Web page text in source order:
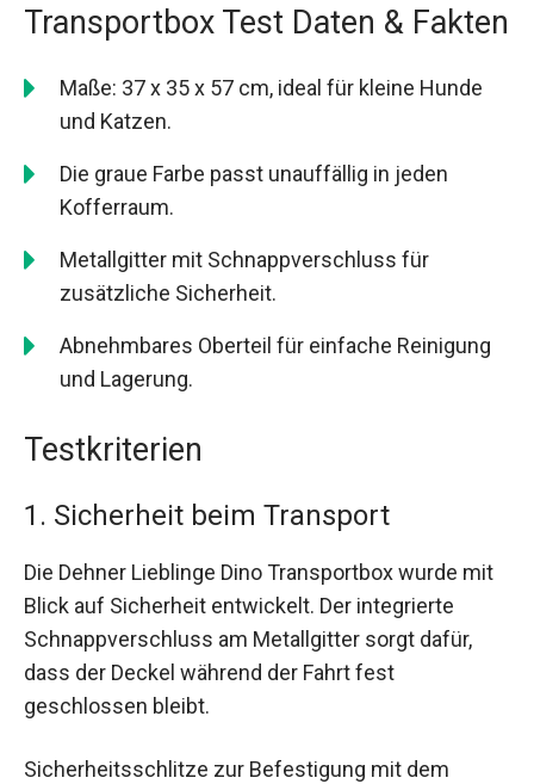
Transportbox Test Daten & Fakten
Maße: 37 x 35 x 57 cm, ideal für kleine Hunde
und Katzen.
Die graue Farbe passt unauffällig in jeden
Kofferraum.
Metallgitter mit Schnappverschluss für
zusätzliche Sicherheit.
Abnehmbares Oberteil für einfache Reinigung
und Lagerung.
Testkriterien
1. Sicherheit beim Transport
Die Dehner Lieblinge Dino Transportbox wurde mit
Blick auf Sicherheit entwickelt. Der integrierte
Schnappverschluss am Metallgitter sorgt dafür,
dass der Deckel während der Fahrt fest
geschlossen bleibt.
Sicherheitsschlitze zur Befestigung mit dem